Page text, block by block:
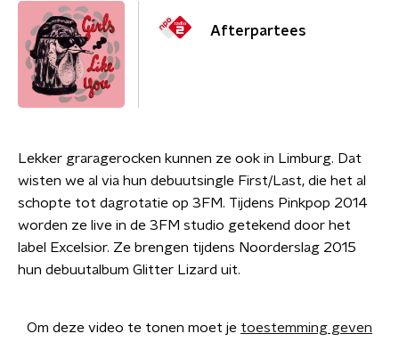
Afterpartees
Lekker graragerocken kunnen ze ook in Limburg. Dat
wisten we al via hun debuutsingle First/Last, die het al
schopte tot dagrotatie op 3FM. Tijdens Pinkpop 2014
worden ze live in de 3FM studio getekend door het
label Excelsior. Ze brengen tijdens Noorderslag 2015
hun debuutalbum Glitter Lizard uit.
Om deze video te tonen moet je toestemming geven